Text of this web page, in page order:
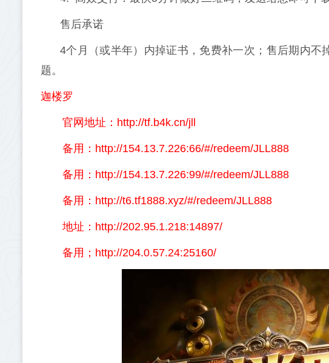
售后承诺
4个月（或半年）内掉证书，免费补一次；售后期内不
题。
迦楼罗
官网地址：http://tf.b4k.cn/jll
备用：http://154.13.7.226:66/#/redeem/JLL888
备用：http://154.13.7.226:99/#/redeem/JLL888
备用：http://t6.tf1888.xyz/#/redeem/JLL888
地址：http://202.95.1.218:14897/
备用；http://204.0.57.24:25160/